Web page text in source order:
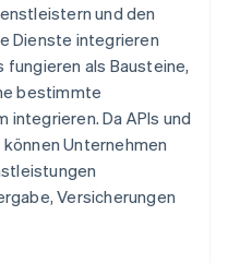
und den
Dienste integrieren
fungieren als Bausteine,
bestimmte
integrieren. Da APIs und
Unternehmen
Versicherungen